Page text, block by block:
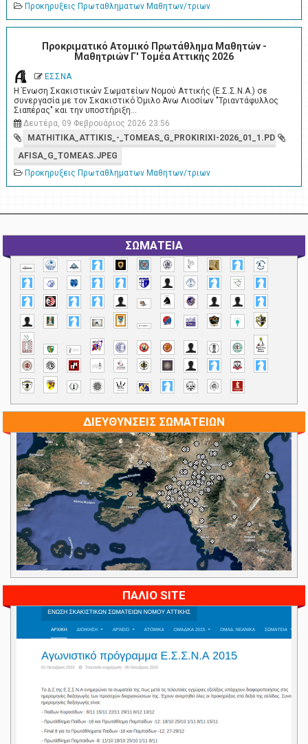
Προκηρυξεις Πρωταθληματων Μαθητων/τριων
Προκριματικό Ατομικό Πρωτάθλημα Μαθητών -
Μαθητριών Γ' Τομέα Αττικής 2026
ΕΣΣΝΑ
Η Ένωση Σκακιστικών Σωματείων Νομού Αττικής (Ε.Σ.Σ.Ν.Α.) σε
συνεργασία με τον Σκακιστικό Όμιλο Άνω Λιοσίων "Τριαντάφυλλος
Σιαπέρας" και την υποστήριξη…
Δευτέρα, 09 Φεβρουάριος 2026 23:56
MATHITIKA_ATTIKIS_-_TOMEAS_G_PROKIRIXI-2026_01_1.PDF
AFISA_G_TOMEAS.JPEG
Προκηρυξεις Πρωταθληματων Μαθητων/τριων
ΣΩΜΑΤΕΙΑ
ΔΙΕΥΘΥΝΣΕΙΣ ΣΩΜΑΤΕΙΩΝ
ΠΑΛΙΟ SITE